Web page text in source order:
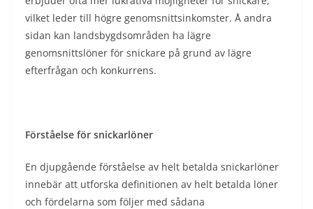
vilket leder till högre genomsnittsinkomster. Å andra
sidan kan landsbygdsområden ha lägre
genomsnittslöner för snickare på grund av lägre
efterfrågan och konkurrens.
Förståelse för snickarlöner
En djupgående förståelse av helt betalda snickarlöner
innebär att utforska definitionen av helt betalda löner
och fördelarna som följer med sådana